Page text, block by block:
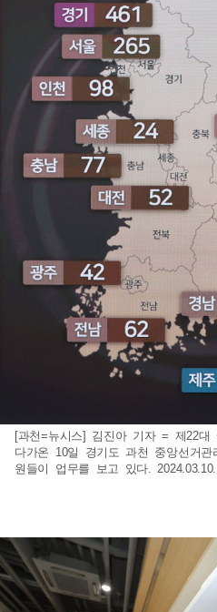
[과천=뉴시스] 김진아 기자 = 제22
다가온 10일 경기도 과천 중앙선거관
원들이 업무를 보고 있다. 2024.03.10.